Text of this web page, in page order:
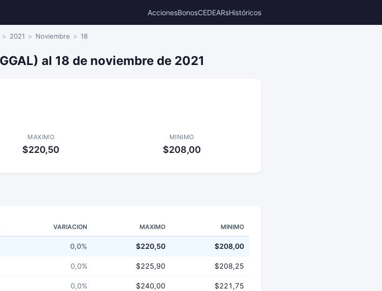
AccionesBonosCEDEARsHistóricos
2021 Noviembre 18
al 18 de noviembre de 2021
MAXIMO
$220,50
MINIMO
$208,00
VARIACION MAXIMO MINIMO
0,0% $220,50 $208,00
0,0% $225,90 $208,25
0,0% $240,00 $221,75